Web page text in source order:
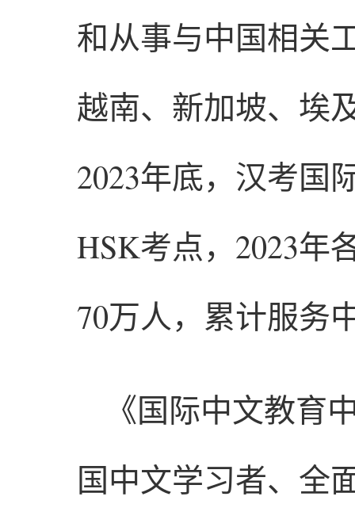
和从事与中国相关
越南、新加坡、埃
2023年底，汉考国
HSK考点，2023年
70万人，累计服务
《国际中文教育
国中文学习者、全